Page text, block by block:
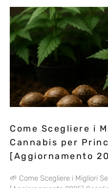
Come Scegliere i
Cannabis per
[Aggiornamento
🌱 Come Scegliere i Migliori